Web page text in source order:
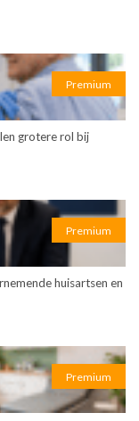
Premium
grotere rol bij
Premium
huisartsen en
Premium